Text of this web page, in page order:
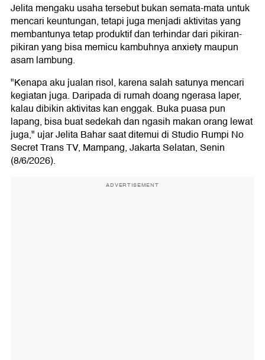
Jelita mengaku usaha tersebut bukan semata-mata untuk
mencari keuntungan, tetapi juga menjadi aktivitas yang
membantunya tetap produktif dan terhindar dari pikiran-
pikiran yang bisa memicu kambuhnya anxiety maupun
asam lambung.
"Kenapa aku jualan risol, karena salah satunya mencari
kegiatan juga. Daripada di rumah doang ngerasa laper,
kalau dibikin aktivitas kan enggak. Buka puasa pun
lapang, bisa buat sedekah dan ngasih makan orang lewat
juga," ujar Jelita Bahar saat ditemui di Studio Rumpi No
Secret Trans TV, Mampang, Jakarta Selatan, Senin
(8/6/2026).
ADVERTISEMENT